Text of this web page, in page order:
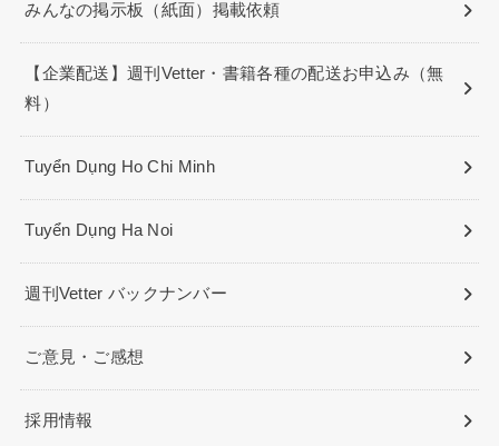
みんなの掲示板（紙面）掲載依頼
【企業配送】週刊Vetter・書籍各種の配送お申込み（無
料）
Tuyển Dụng Ho Chi Minh
Tuyển Dụng Ha Noi
週刊Vetter バックナンバー
ご意見・ご感想
採用情報